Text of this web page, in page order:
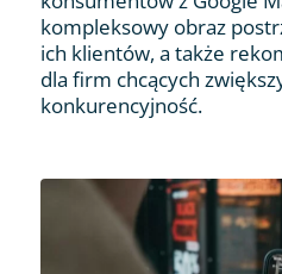
kompleksowy obraz
ich klientów, a także
dla firm chcących
konkurencyjność.